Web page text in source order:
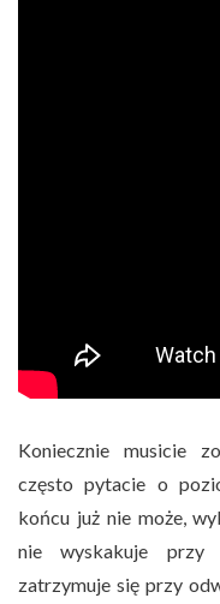
Koniecznie musicie
często pytacie o
końcu już nie może,
nie wyskakuje przy
zatrzymuje się przy